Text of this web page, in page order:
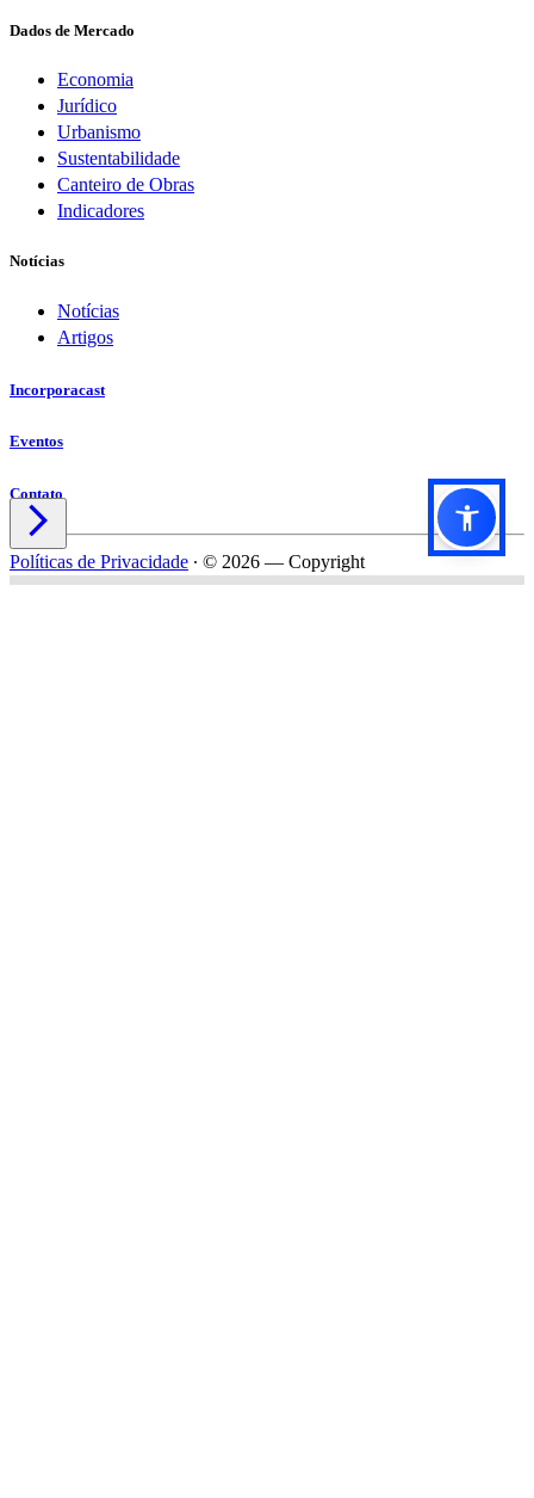
Dados de Mercado
Economia
Jurídico
Urbanismo
Sustentabilidade
Canteiro de Obras
Indicadores
Notícias
Notícias
Artigos
Incorporacast
Eventos
Contato

Políticas de Privacidade ∙ © 2026 — Copyright